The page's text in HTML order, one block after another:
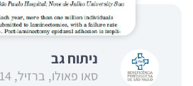
ניתוח גב
סאו פאולו, ברזיל, 2014